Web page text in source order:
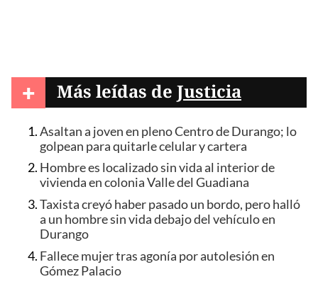
+ Más leídas de Justicia
Asaltan a joven en pleno Centro de Durango; lo
golpean para quitarle celular y cartera
Hombre es localizado sin vida al interior de
vivienda en colonia Valle del Guadiana
Taxista creyó haber pasado un bordo, pero halló
a un hombre sin vida debajo del vehículo en
Durango
Fallece mujer tras agonía por autolesión en
Gómez Palacio